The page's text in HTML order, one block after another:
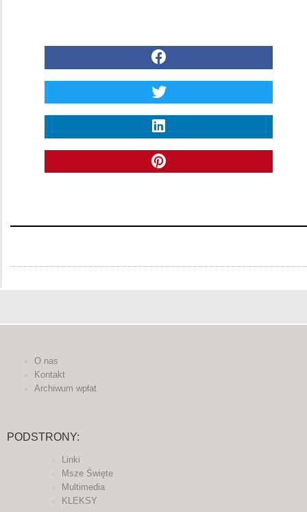
O nas
Kontakt
Archiwum wpłat
PODSTRONY:
Linki
Msze Święte
Multimedia
KLEKSY